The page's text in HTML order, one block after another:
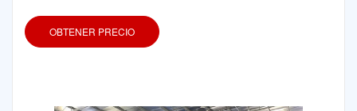
OBTENER PRECIO